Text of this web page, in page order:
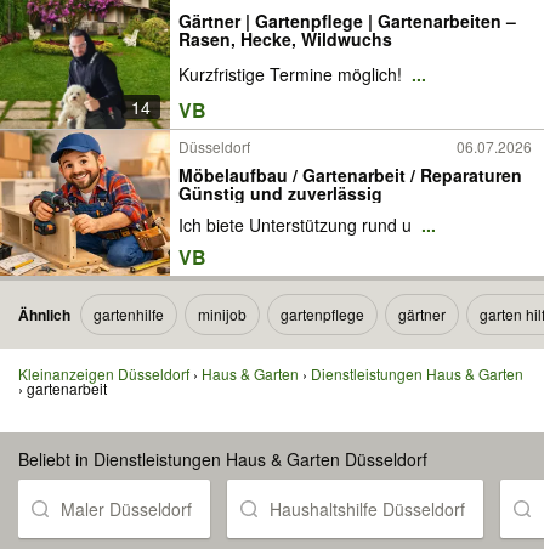
14
Gärtner | Gartenpflege | Gartenarbeiten –
Rasen, Hecke, Wildwuchs
Kurzfristige Termine möglich! ...
VB
Düsseldorf 06.07.2026
Möbelaufbau / Gartenarbeit / Reparaturen
Günstig und zuverlässig
Ich biete Unterstützung rund u ...
VB
Ähnlich gartenhilfe minijob gartenpflege gärtner garten
Kleinanzeigen Düsseldorf Haus & Garten Dienstleistungen Haus & Garten
gartenarbeit
Beliebt in Dienstleistungen Haus & Garten Düsseldorf
Maler Düsseldorf Haushaltshilfe Düsseldorf